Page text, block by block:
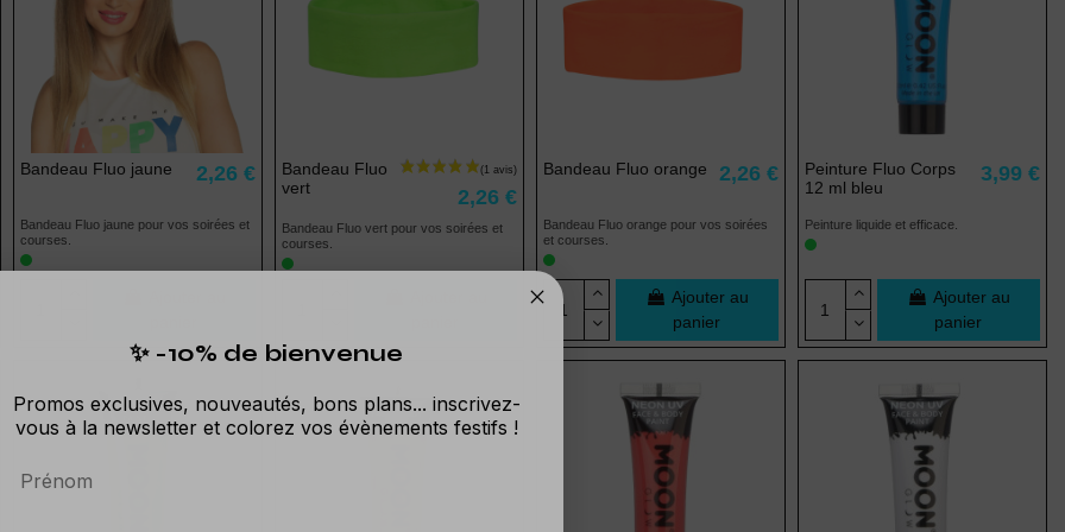
Bandeau Fluo jaune 2,26 €
Bandeau Fluo jaune pour vos soirées et
courses.
Bandeau Fluo
vert
2,26 €
Bandeau Fluo vert pour vos soirées et
courses.
Bandeau Fluo orange 2,26 €
Bandeau Fluo orange pour vos soirées
et courses.
Ajouter au
panier
Peinture Fluo Corps
12 ml bleu
3,99 €
Peinture liquide et efficace.
Ajouter au
panier
✨ -10% de bienvenue
Promos exclusives, nouveautés, bons plans... inscrivez-
vous à la newsletter et colorez vos évènements festifs !
Prénom